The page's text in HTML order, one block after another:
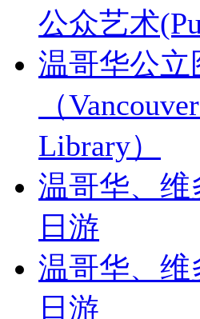
公众艺术
温哥华公立
（
Library）
温哥华、维
日游
温哥华、维
日游